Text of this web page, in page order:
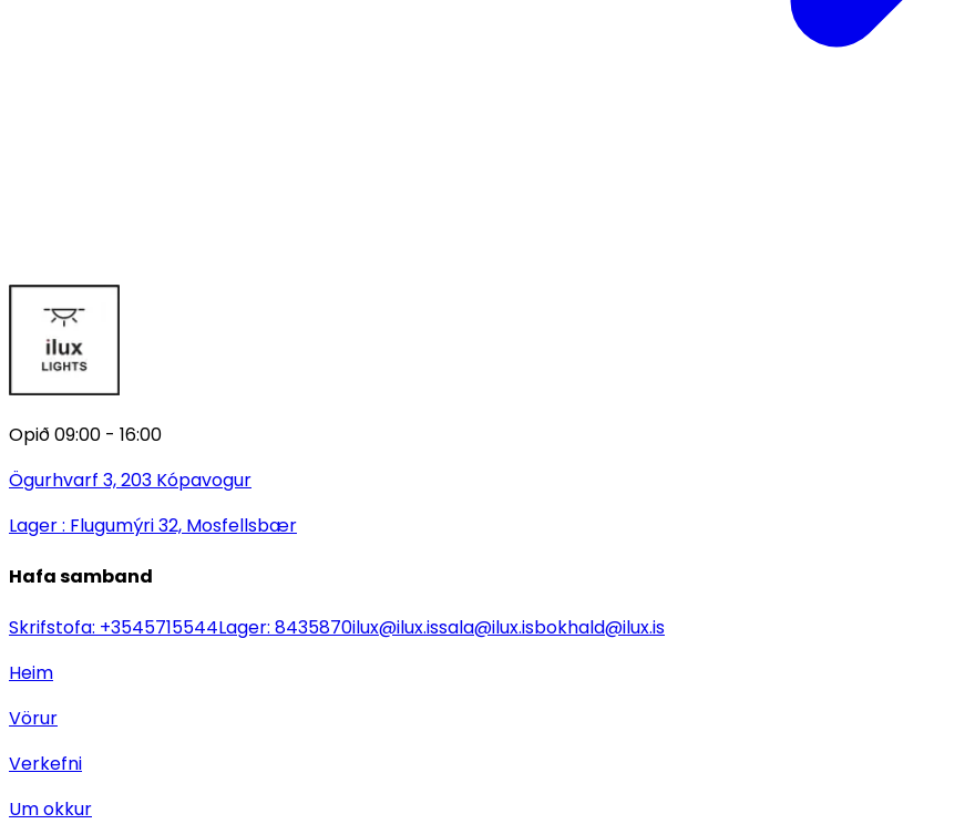
Opið 09:00 - 16:00
Ögurhvarf 3, 203 Kópavogur
Lager : Flugumýri 32, Mosfellsbær
Hafa samband
Skrifstofa: +3545715544Lager: 8435870ilux@ilux.issala@ilux.isbokhald@ilux.is
Heim
Vörur
Verkefni
Um okkur